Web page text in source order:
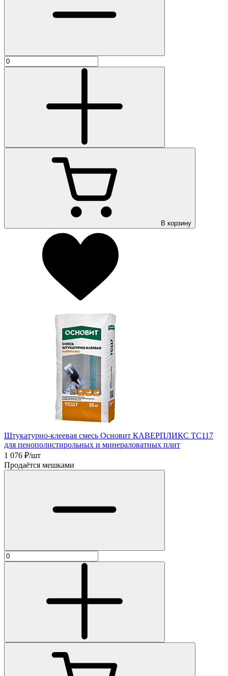
В корзину
Штукатурно-клеевая смесь Основит КАВЕРПЛИКС TC117
для пенополистирольных и минераловатных плит
1 076 ₽/шт
Продаётся мешками